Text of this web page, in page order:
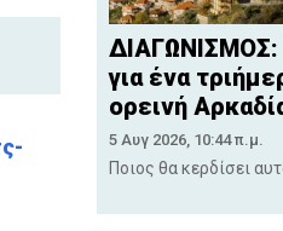
ΔΙΑΓΩΝΙΣΜΟΣ:
για ένα
ορεινή
5 Αυγ 2026, 10:44 π.μ.
Ποιος θα κερδίσει